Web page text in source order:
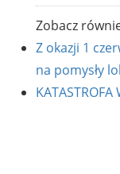
Zobacz
Z okazji 1
na pomysły
KATASTROFA